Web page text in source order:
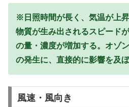
※日照時間が長く、気温が上
物質が生み出されるスピード
の量・濃度が増加する。オゾ
の発生に、直接的に影響を及ぼ
風速・風向き